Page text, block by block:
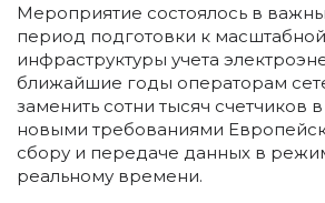
Мероприятие состоялось в
период подготовки к
инфраструктуры учета
ближайшие годы операторам
заменить сотни тысяч счетчиков
новыми требованиями
сбору и передаче данных в
реальному времени.